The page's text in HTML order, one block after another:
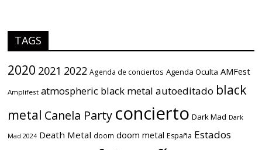
TAGS
2020 2021 2022 Agenda de conciertos Agenda Oculta AMFest
Amplifest atmospheric black metal autoeditado black
metal Canela Party concierto Dark Mad Dark
Mad 2024 Death Metal doom doom metal España Estados